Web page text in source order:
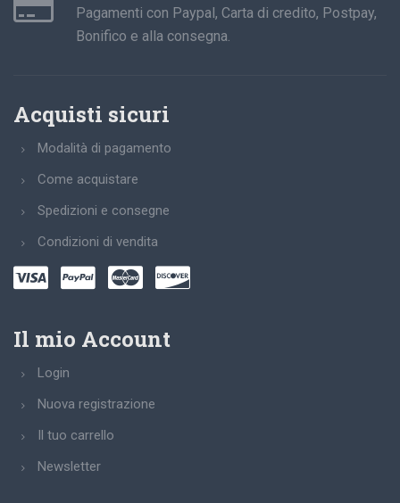
Pagamenti con Paypal, Carta di credito, Postpay,
Bonifico e alla consegna.
Acquisti sicuri
Modalità di pagamento
Come acquistare
Spedizioni e consegne
Condizioni di vendita
Il mio Account
Login
Nuova registrazione
Il tuo carrello
Newsletter